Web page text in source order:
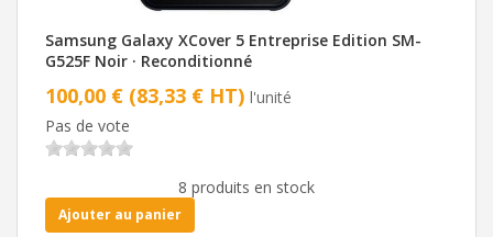
Samsung Galaxy XCover 5 Entreprise Edition SM-
G525F Noir · Reconditionné
100,00 € (83,33 € HT) l'unité
Pas de vote
8 produits en stock
Ajouter au panier